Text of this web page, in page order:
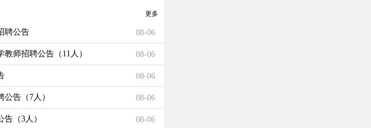
更多
聘公告 08-06
师招聘公告（11人） 08-06
08-06
告（7人） 08-06
（3人） 08-06